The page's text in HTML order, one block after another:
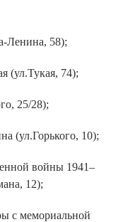
Ленина, 58);
(ул.Тукая, 74);
25/28);
(ул.Горького, 10);
войны 1941–
12);
с мемориальной